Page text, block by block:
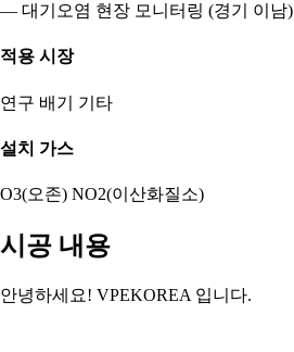
— 대기오염 현장 모니터링 (경기 이남)
적용 시장
연구 배기 기타
설치 가스
O3(오존) NO2(이산화질소)
시공 내용
안녕하세요! VPEKOREA 입니다.